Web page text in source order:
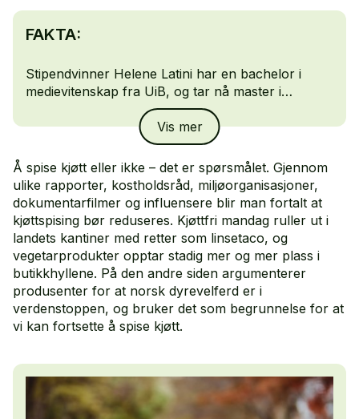
FAKTA:
Stipendvinner Helene Latini har en bachelor i
medievitenskap fra UiB, og tar nå master i
journalistikk ved UiO.
Vis mer
Å spise kjøtt eller ikke – det er spørsmålet. Gjennom
ulike rapporter, kostholdsråd, miljøorganisasjoner,
dokumentarfilmer og influensere blir man fortalt at
kjøttspising bør reduseres. Kjøttfri mandag ruller ut i
landets kantiner med retter som linsetaco, og
vegetarprodukter opptar stadig mer og mer plass i
butikkhyllene. På den andre siden argumenterer
produsenter for at norsk dyrevelferd er i
verdenstoppen, og bruker det som begrunnelse for at
vi kan fortsette å spise kjøtt.